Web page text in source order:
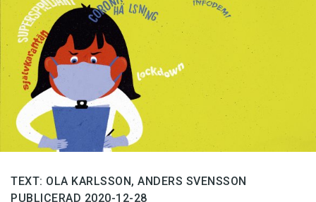
Kviss
Podden
Anmäl till språkpolisen
Föreslå nyord
Annonsera
Prenumerera
Press
TEXT: OLA KARLSSON, ANDERS SVENSSON
PUBLICERAD 2020-12-28